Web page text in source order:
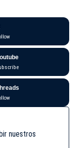
nuestros